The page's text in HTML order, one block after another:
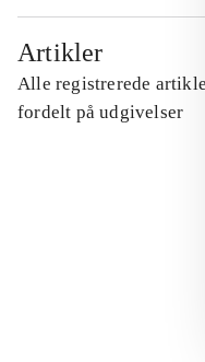
Artikler
Alle registrerede
fordelt på udgivelser